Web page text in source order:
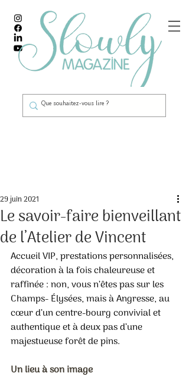
Le savoir-faire bienveillant
de l’Atelier de Vincent
29 juin 2021
Accueil VIP, prestations personnalisées,
décoration à la fois chaleureuse et
raffinée : non, vous n’êtes pas sur les
Champs- Élysées, mais à Angresse, au
cœur d’un centre-bourg convivial et
authentique et à deux pas d’une
majestueuse forêt de pins.
Un lieu à son image